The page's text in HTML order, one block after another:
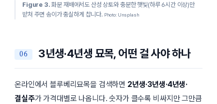
Figure 3. 화분 재배에서도 산성 상토와 충분한 햇빛(하루 6시간 이상)만
받쳐 주면 송이가 충실하게 찹니다. Photo: Unsplash
3년생·4년생 묘목, 어떤 걸 사야 하나
온라인에서 블루베리묘목을 검색하면 2년생·3년생·4년생·
결실주가 가격대별로 나옵니다. 숫자가 클수록 비싸지만 그만큼